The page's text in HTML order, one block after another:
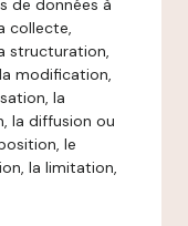
de données à
collecte,
structuration,
modification,
la
la diffusion ou
le
la limitation,